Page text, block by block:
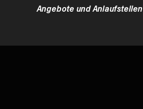
Angebote und Anlaufstellen